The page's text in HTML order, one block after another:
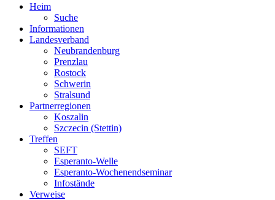
Heim
Suche
Informationen
Landesverband
Neubrandenburg
Prenzlau
Rostock
Schwerin
Stralsund
Partnerregionen
Koszalin
Szczecin (Stettin)
Treffen
SEFT
Esperanto-Welle
Esperanto-Wochenendseminar
Infostände
Verweise